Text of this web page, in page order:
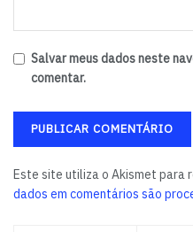
Salvar meus dados neste
comentar.
Este site utiliza o Akismet para
dados em comentários são